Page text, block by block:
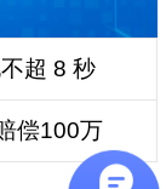
超 8 秒
偿100万